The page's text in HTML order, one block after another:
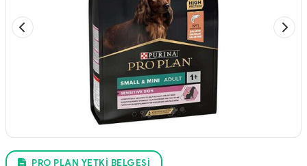
PRO PLAN YETKI BELGESI